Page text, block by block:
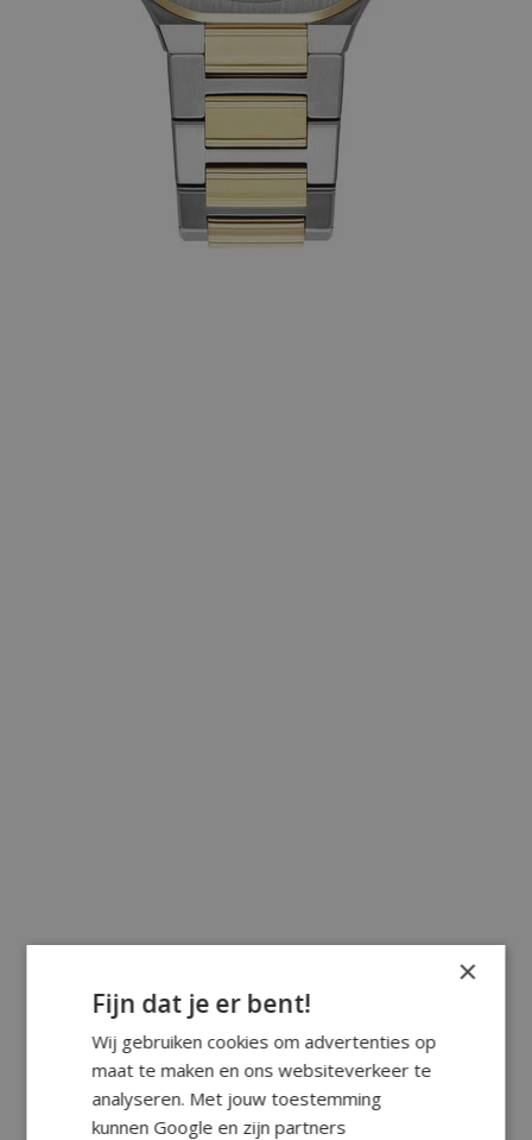
×
Fijn dat je er bent!
Wij gebruiken cookies om advertenties op
maat te maken en ons websiteverkeer te
analyseren. Met jouw toestemming
kunnen Google en zijn partners